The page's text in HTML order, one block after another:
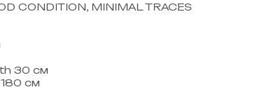
CONDITION, MINIMAL TRACES
30 см
см